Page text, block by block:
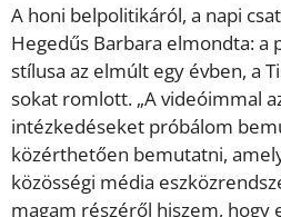
A honi belpolitikáról, a napi
Hegedűs Barbara elmondta: a
stílusa az elmúlt egy évben, a
sokat romlott. „A videóimmal
intézkedéseket próbálom
közérthetően bemutatni,
közösségi média
magam részéről hiszem, hogy